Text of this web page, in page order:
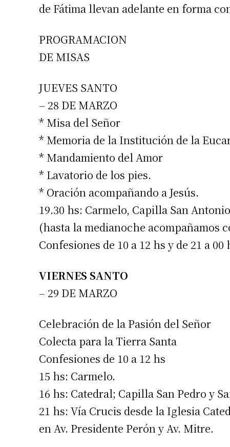
de Fátima llevan adelante en forma
PROGRAMACION
DE MISAS
JUEVES SANTO
– 28 DE MARZO
* Misa del Señor
* Memoria de la Institución de la
* Mandamiento del Amor
* Lavatorio de los pies.
* Oración acompañando a Jesús.
19.30 hs: Carmelo, Capilla San
(hasta la medianoche acompañamos
Confesiones de 10 a 12 hs y de 21 a 00
VIERNES SANTO
– 29 DE MARZO
Celebración de la Pasión del Señor
Colecta para la Tierra Santa
Confesiones de 10 a 12 hs
15 hs: Carmelo.
16 hs: Catedral; Capilla San Pedro y
21 hs: Vía Crucis desde la Iglesia
en Av. Presidente Perón y Av. Mitre.